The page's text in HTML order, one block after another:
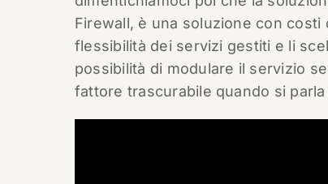
Firewall, è una soluzione con
flessibilità dei servizi gestiti e li
possibilità di modulare il servizio
fattore trascurabile quando si